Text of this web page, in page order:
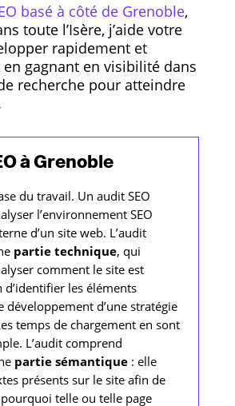
basé à côté de Grenoble,
toute l’Isère, j’aide votre
rapidement et
gagnant en visibilité dans
recherche pour atteindre
à Grenoble
du travail. Un audit SEO
l’environnement SEO
d’un site web. L’audit
partie technique, qui
comment le site est
les éléments
développement d’une stratégie
temps de chargement en sont
L’audit comprend
partie sémantique: elle
présents sur le site afin de
telle ou telle page